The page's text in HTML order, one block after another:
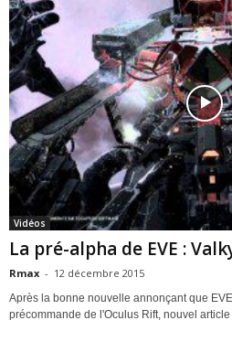
Vidéos
La pré-alpha de EVE :
Rmax - 12 décembre 2015
Après la bonne nouvelle annonçant que
précommande de l'Oculus Rift, nouvel article